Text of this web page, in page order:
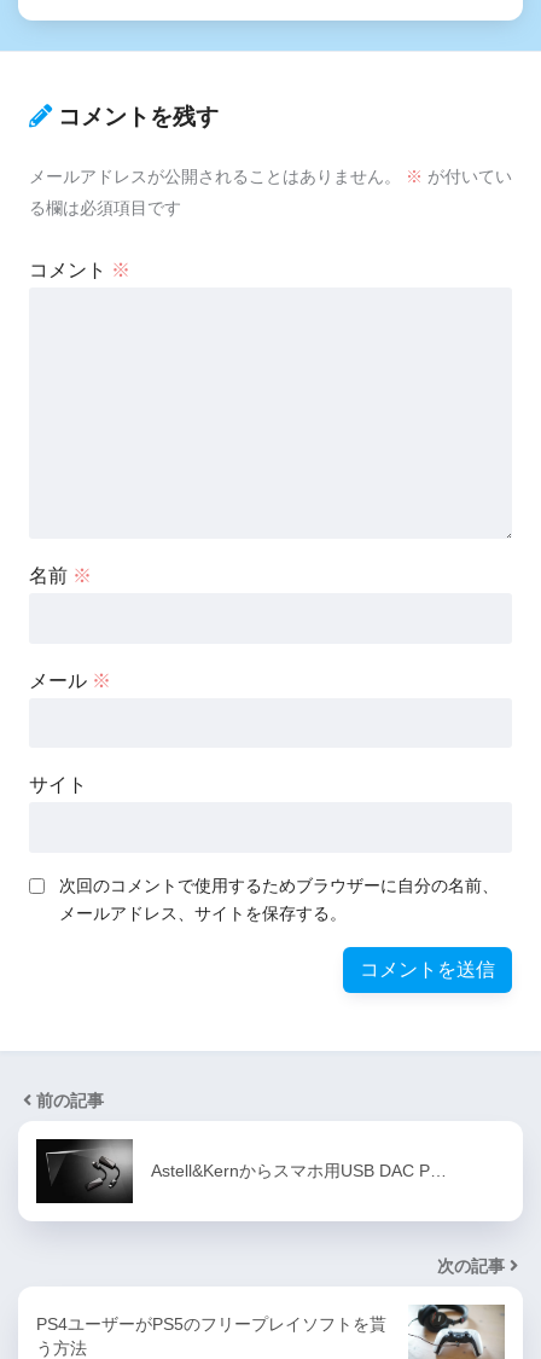
コメントを残す
メールアドレスが公開されることはありません。 ※ が付いてい
る欄は必須項目です
コメント ※
名前 ※
メール ※
サイト
次回のコメントで使用するためブラウザーに自分の名前、
メールアドレス、サイトを保存する。
前の記事
Astell&Kernからスマホ用USB DAC P…
次の記事
PS4ユーザーがPS5のフリープレイソフトを貰
う方法